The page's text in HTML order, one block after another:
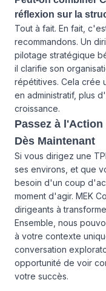
réflexion sur la
Tout à fait. En fait,
recommandons. Un
pilotage stratégique
il clarifie son
répétitives. Cela crée
en administratif, plus
croissance.
Passez à
Dès Maintenant
Si vous dirigez une
ses environs, et que
besoin d'un coup
moment d'agir. MEK
dirigeants à
Ensemble, nous
à votre contexte
conversation
opportunité de voir
votre succès.